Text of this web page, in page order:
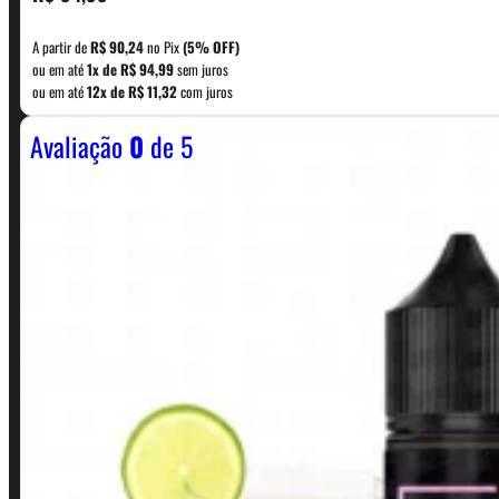
A partir deR$90,24no Pix(5% OFF)
ou em até1x deR$94,99sem juros
ou em até12x deR$11,32com juros
Avaliação0 de 5
WhatsApp: (11) 5229-0120
Horário: Política de Horario e Fretes
Minha conta
Finalização de compra